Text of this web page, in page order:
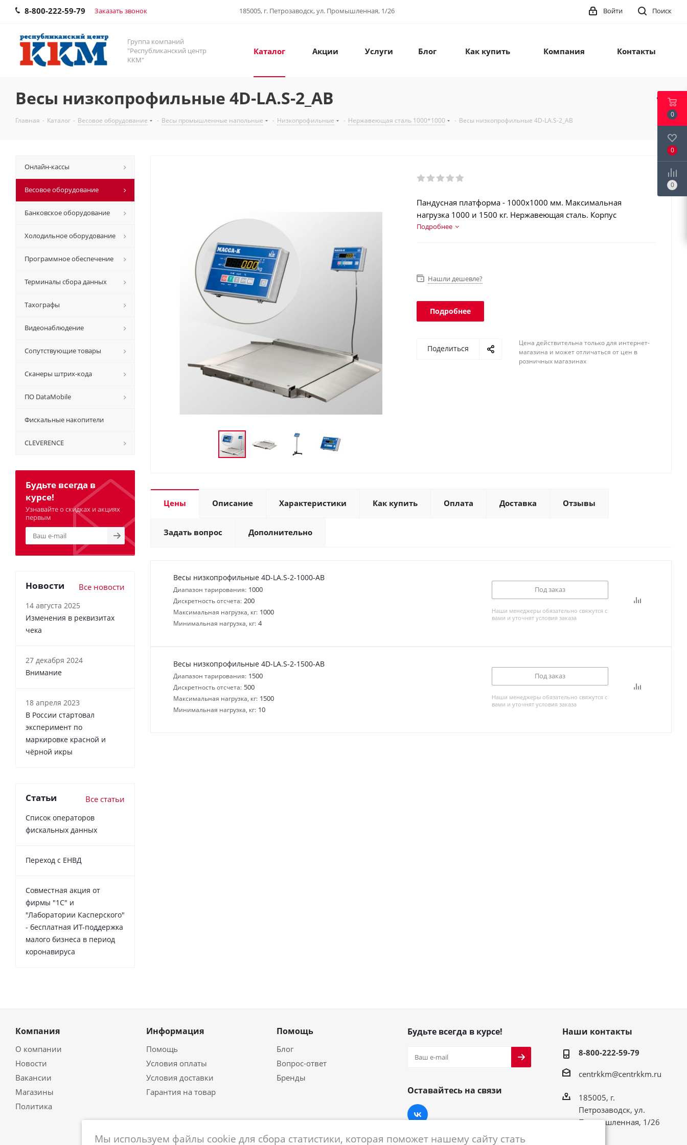
8-800-222-59-79 Заказать звонок 185005, г. Петрозаводск, ул. Промышленная, 1/26 Поиск
Войти
Группа компаний
"Республиканский центр
ККМ"
Каталог Акции Услуги Блог Как купить Компания Контакты
Весы низкопрофильные 4D-LA.S-2_AB
Главная - Каталог - Весовое оборудование - Весы промышленные напольные - Низкопрофильные - Нержавеющая сталь 1000*1000 - Весы низкопрофильные 4D-LA.S-2_AB
Пандусная платформа - 1000х1000 мм. Максимальная
нагрузка 1000 и 1500 кг. Нержавеющая сталь. Корпус
терминала из нержавеющей стали. Аккумулятор. Класс защиты
Подробнее
Нашли дешевле?
Подробнее
Поделиться
Цена действительна только для интернет-
магазина и может отличаться от цен в
розничных магазинах
Цены Описание Характеристики Как купить Оплата Доставка Отзывы
Задать вопрос Дополнительно
Весы низкопрофильные 4D-LA.S-2-1000-AB
Диапазон тарирования: 1000
Дискретность отсчета: 200
Максимальная нагрузка, кг: 1000
Минимальная нагрузка, кг: 4
Под заказ
Наши менеджеры обязательно свяжутся с
вами и уточнят условия заказа
Весы низкопрофильные 4D-LA.S-2-1500-AB
Диапазон тарирования: 1500
Дискретность отсчета: 500
Максимальная нагрузка, кг: 1500
Минимальная нагрузка, кг: 10
Под заказ
Наши менеджеры обязательно свяжутся с
вами и уточнят условия заказа
Онлайн-кассы
Весовое оборудование
Банковское оборудование
Холодильное оборудование
Программное обеспечение
Терминалы сбора данных
Тахографы
Видеонаблюдение
Сопутствующие товары
Сканеры штрих-кода
ПО DataMobile
Фискальные накопители
CLEVERENCE
Будьте всегда в
курсе!
Узнавайте о скидках и акциях
первым
Новости Все новости
14 августа 2025
Изменения в реквизитах
чека
27 декабря 2024
Внимание
18 апреля 2023
В России cтартовал
эксперимент по
маркировке красной и
чёрной икры
Статьи Все статьи
Список операторов
фискальных данных
Переход с ЕНВД
Совместная акция от
фирмы "1С" и
"Лаборатории Касперского"
- бесплатная ИТ-поддержка
малого бизнеса в период
коронавируса
Компания
О компании
Новости
Вакансии
Магазины
Политика
Информация
Помощь
Условия оплаты
Условия доставки
Гарантия на товар
Помощь
Блог
Вопрос-ответ
Бренды
Будьте всегда в курсе!
Оставайтесь на связи
Наши контакты
8-800-222-59-79
centrkkm@centrkkm.ru
185005, г.
Петрозаводск, ул.
Промышленная, 1/26
Мы используем файлы cookie для сбора статистики, которая поможет нашему сайту стать
0
0
0